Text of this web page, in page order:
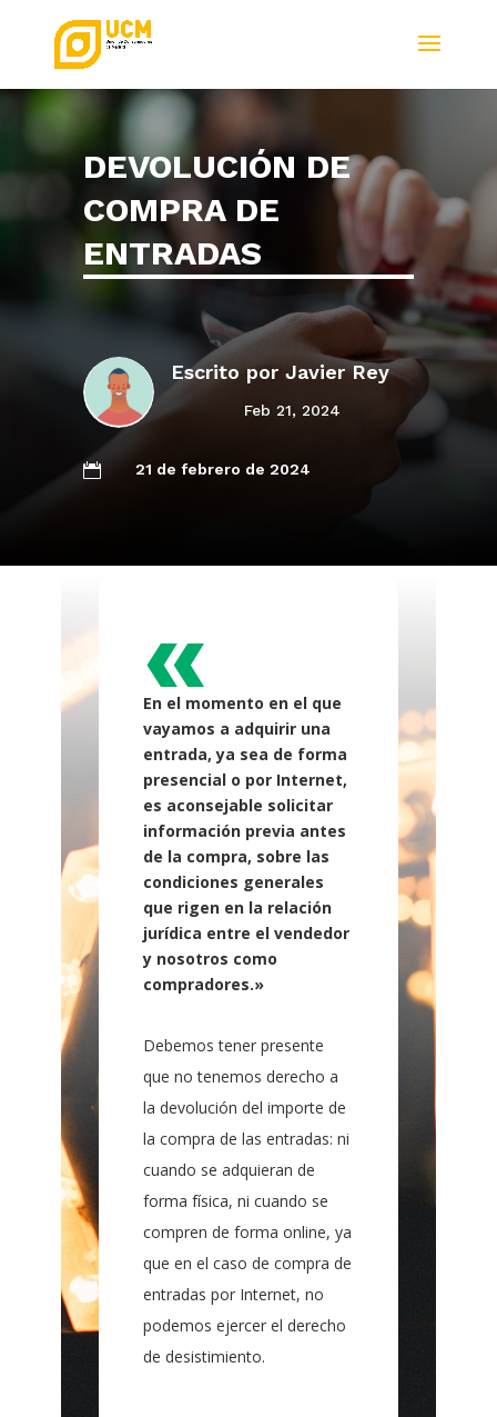
DEVOLUCIÓN DE
COMPRA DE
ENTRADAS
Escrito por Javier Rey
Feb 21, 2024
 21 de febrero de 2024
«
En el momento en el que
vayamos a adquirir una
entrada, ya sea de forma
presencial o por Internet,
es aconsejable solicitar
información previa antes
de la compra, sobre las
condiciones generales
que rigen en la relación
jurídica entre el vendedor
y nosotros como
compradores.»
Debemos tener presente
que no tenemos derecho a
la devolución del importe de
la compra de las entradas: ni
cuando se adquieran de
forma física, ni cuando se
compren de forma online, ya
que en el caso de compra de
entradas por Internet, no
podemos ejercer el derecho
de desistimiento.